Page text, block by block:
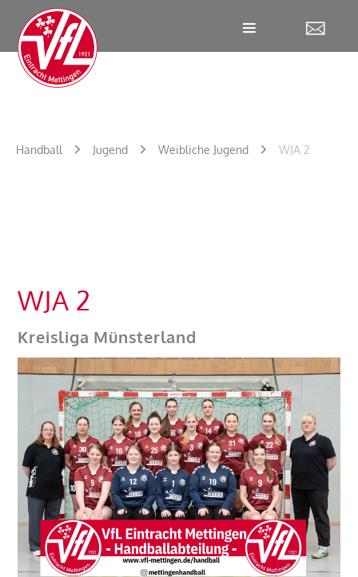
Handball Jugend Weibliche Jugend WJA 2
WJA 2
Kreisliga Münsterland